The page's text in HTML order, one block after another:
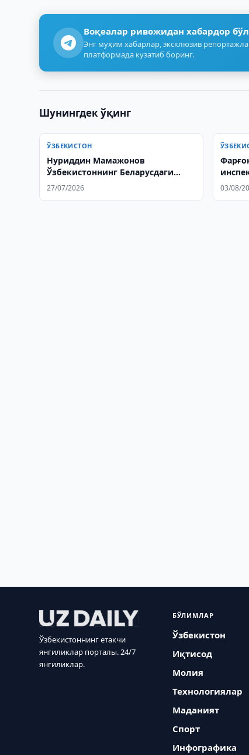
Воқеалар ривожидан хабардор
Энг муҳим хабарлар, эксклюзив
платформада кузатиб боринг.
Шунингдек ўқинг
ЎЗБЕКИСТОН
Нуриддин Мамажонов
Ўзбекистоннинг Беларусдаги
элчиси этиб тайинланди
27/07/2026 03/08/
Ўзбекистоннинг етакчи
янгиликлар порталы. 24/7
янгиликлар.
БЎЛИМЛАР
Ўзбекистон
Иқтисод
Молия
Технологиялар
Маданият
Спорт
Инфографика